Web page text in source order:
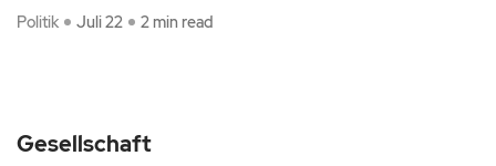
Politik Juli 22 2 min read
Gesellschaft